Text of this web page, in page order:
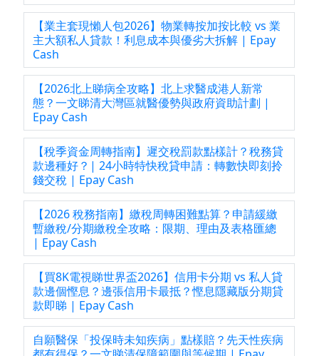
【業主套現懶人包2026】物業轉按加按比較 vs 業
主大額私人貸款！利息成本與優劣大拆解 | Epay
Cash
【2026北上睇病全攻略】北上求醫成港人新常
態？一文睇清大灣區就醫優勢與政府資助計劃 |
Epay Cash
【稅季資金周轉指南】遲交稅罰款點樣計？稅務貸
款邊種好？| 24小時特快稅貸申請：轉數快即刻拎
錢交稅 | Epay Cash
【2026 稅務指南】繳稅周轉困難點算？申請緩繳
暫繳稅/分期繳稅全攻略：限期、理由及表格匯總
| Epay Cash
【買8K電視睇世界盃2026】信用卡分期 vs 私人貸
款邊個慳息？邊張信用卡最抵？慳息隱藏版分期貸
款即睇 | Epay Cash
自願醫保「投保時未知疾病」點樣賠？先天性疾病